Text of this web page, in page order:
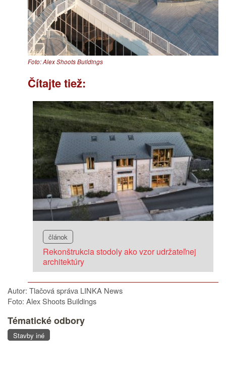
Foto: Alex Shoots Buildings
Čítajte tiež:
článok
Rekonštrukcia stodoly ako vzor udržateľnej
architektúry
Autor: Tlačová správa LINKA News
Foto: Alex Shoots Buildings
Tématické odbory
Stavby iné